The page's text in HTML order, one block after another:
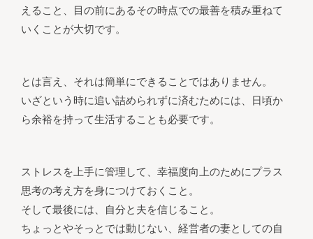
えること、目の前にあるその時点での最善を積み重ねて
いくことが大切です。
とは言え、それは簡単にできることではありません。
いざという時に追い詰められずに済むためには、日頃か
ら余裕を持って生活することも必要です。
ストレスを上手に管理して、幸福度向上のためにプラス
思考の考え方を身につけておくこと。
そして最後には、自分と夫を信じること。
ちょっとやそっとでは動じない、経営者の妻としての自